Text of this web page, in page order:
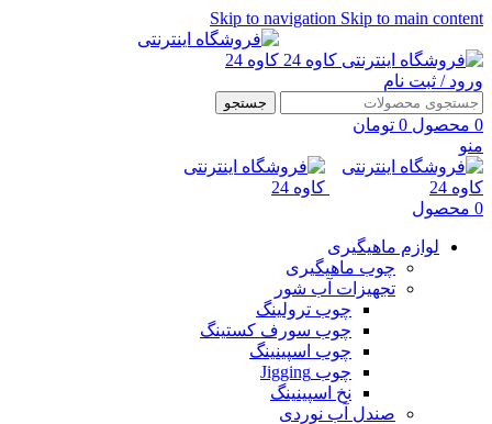
Skip to navigation Skip to main content
ورود / ثبت نام
جستجو
0 محصول 0 تومان
منو
0 محصول
لوازم ماهیگیری
چوب ماهیگیری
تجهیزات آب شور
چوب ترولینگ
چوب سورف کستینگ
چوب اسپینینگ
چوب Jigging
نخ اسپینینگ
صندل آب نوردی